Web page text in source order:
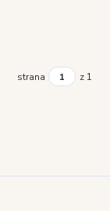
strana z 1